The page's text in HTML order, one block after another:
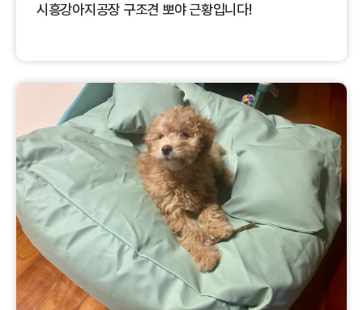
시흥강아지공장 구조견 뽀야 근황입니다!